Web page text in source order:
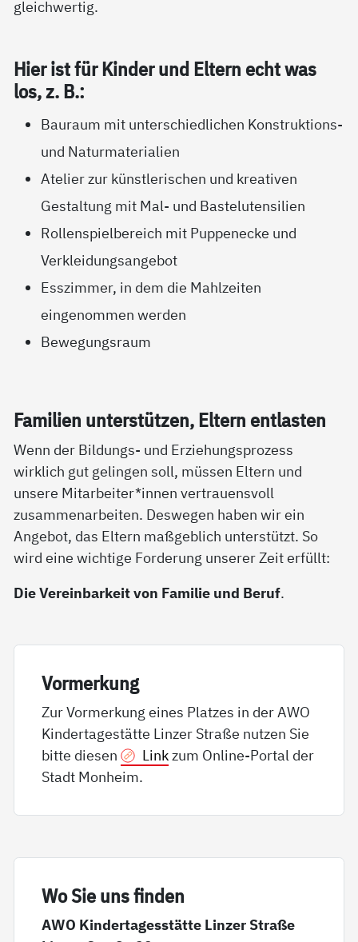
gleichwertig.
Hier ist für Kin­der und El­tern echt was
los, z. B.:
Bauraum mit unterschiedlichen Konstruktions-
und Naturmaterialien
Atelier zur künstlerischen und kreativen
Gestaltung mit Mal- und Bastelutensilien
Rollenspielbereich mit Puppenecke und
Verkleidungsangebot
Esszimmer, in dem die Mahlzeiten
eingenommen werden
Bewegungsraum
Fa­mi­li­en un­ter­stüt­zen, El­tern ent­las­ten
Wenn der Bildungs- und Erziehungsprozess
wirklich gut gelingen soll, müssen Eltern und
unsere Mitarbeiter*innen vertrauensvoll
zusammenarbeiten. Deswegen haben wir ein
Angebot, das Eltern maßgeblich unterstützt. So
wird eine wichtige Forderung unserer Zeit erfüllt:
Die Vereinbarkeit von Familie und Beruf.
Vor­mer­kung
Zur Vormerkung eines Platzes in der AWO
Kindertagestätte Linzer Straße nutzen Sie
bitte diesen
Linkzum Online-Portal der
Stadt Monheim.
Wo Sie uns fin­den
AWO Kindertagesstätte Linzer Straße